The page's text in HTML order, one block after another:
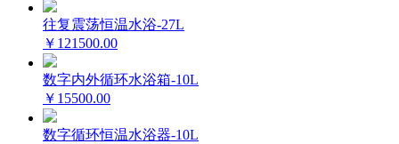
往复震荡恒温水浴-27L
￥121500.00
数字内外循环水浴箱-10L
￥15500.00
数字循环恒温水浴器-10L